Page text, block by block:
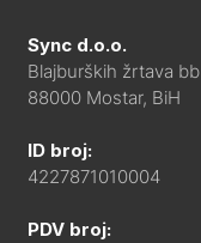
Sync d.o.o.
Blajburških žrtava bb
88000 Mostar, BiH
ID broj:
4227871010004
PDV broj: